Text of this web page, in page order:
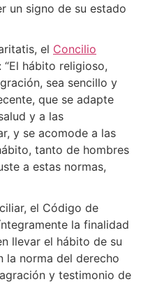
un signo de su estado
el Concilio
hábito religioso,
sea sencillo y
que se adapte
y a las
y se acomode a las
tanto de hombres
a estas normas,
el Código de
la finalidad
llevar el hábito de su
la norma del derecho
y testimonio de